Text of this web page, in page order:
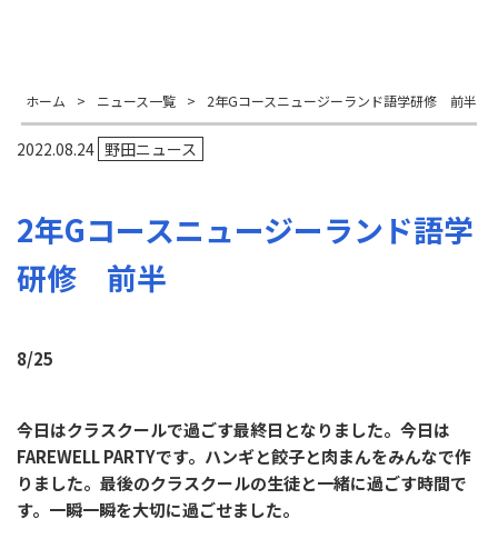
ホーム > ニュース一覧 > 2年Gコースニュージーランド語学研修 前半
2022.08.24 野田ニュース
2年Gコースニュージーランド語学
研修 前半
8/25
今日はクラスクールで過ごす最終日となりました。今日は
FAREWELL PARTYです。ハンギと餃子と肉まんをみんなで作
りました。最後のクラスクールの生徒と一緒に過ごす時間で
す。一瞬一瞬を大切に過ごせました。